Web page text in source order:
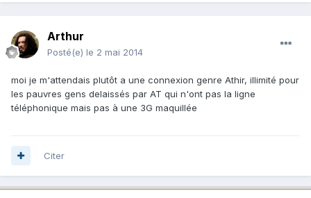
Arthur
Posté(e) le 2 mai 2014
moi je m'attendais plutôt a une connexion genre Athir, illimité pour
les pauvres gens delaissés par AT qui n'ont pas la ligne
téléphonique mais pas à une 3G maquillée
Citer